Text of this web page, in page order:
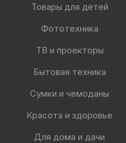
Товары для детей
Фототехника
ТВ и проекторы
Бытовая техника
Сумки и чемоданы
Красота и здоровье
Для дома и дачи